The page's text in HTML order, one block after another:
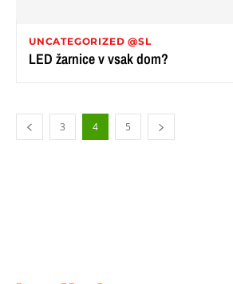
UNCATEGORIZED @SL
LED žarnice v vsak dom?
3 4 5